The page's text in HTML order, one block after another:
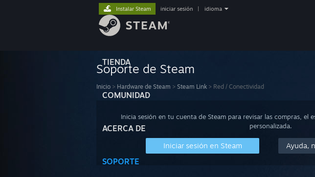
TIENDA
COMUNIDAD
ACERCA DE
SOPORTE
Instalar Steam iniciar sesión idioma
Soporte de Steam
Inicio > Hardware de Steam > Steam Link > Red / Conectividad
Inicia sesión en tu cuenta de Steam para revisar las compras, el
personalizada.
Iniciar sesión en Steam Ayuda,